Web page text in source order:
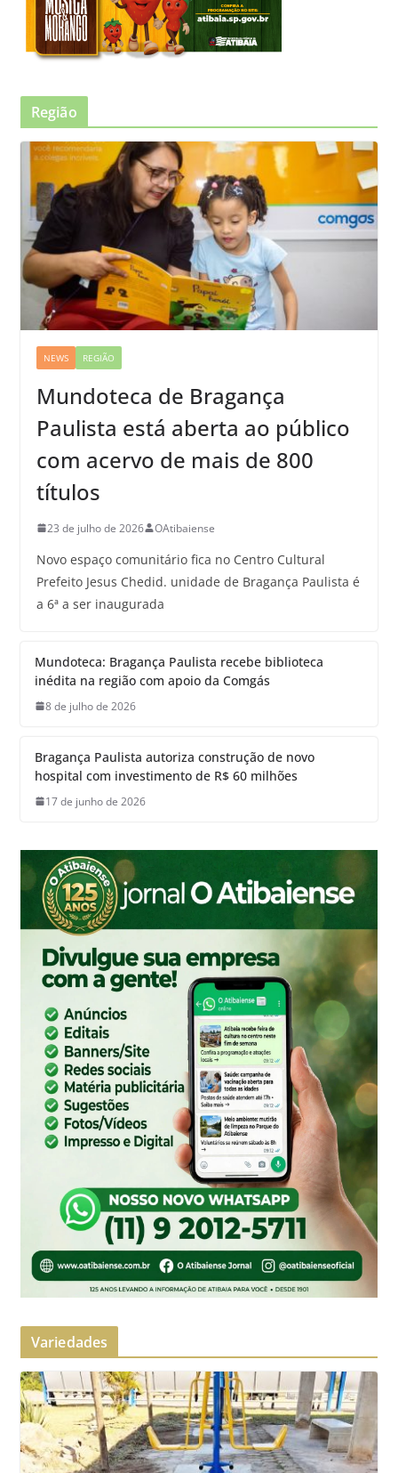
Região
NEWS REGIÃO
Mundoteca de Bragança
Paulista está aberta ao público
com acervo de mais de 800
títulos
23 de julho de 2026 OAtibaiense
Novo espaço comunitário fica no Centro Cultural
Prefeito Jesus Chedid. unidade de Bragança Paulista é
a 6ª a ser inaugurada
Mundoteca: Bragança Paulista recebe biblioteca
inédita na região com apoio da Comgás
8 de julho de 2026
Bragança Paulista autoriza construção de novo
hospital com investimento de R$ 60 milhões
17 de junho de 2026
Variedades